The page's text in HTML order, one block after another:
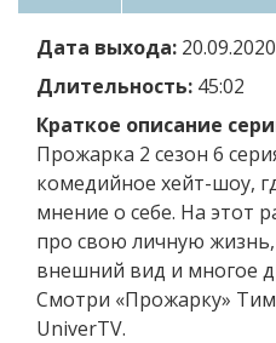
Дата выхода: 20.09.2020
Длительность: 45:02
Краткое описание
Прожарка 2 сезон 6
комедийное хейт-шоу,
мнение о себе. На этот
про свою личную
внешний вид и многое
Смотри «Прожарку»
UniverTV.